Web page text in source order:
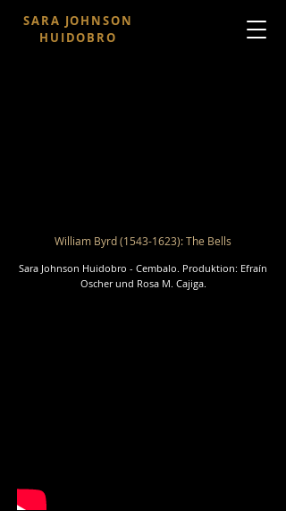
SARA JOHNSON
HUIDOBRO
William Byrd(1543-1623): The Bells
Sara Johnson Huidobro - Cembalo. Produktion: Efraín
Oscher und Rosa M. Cajiga.